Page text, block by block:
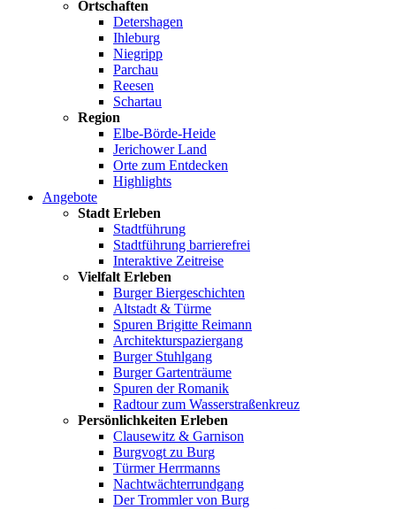
Ortschaften
Detershagen
Ihleburg
Niegripp
Parchau
Reesen
Schartau
Region
Elbe-Börde-Heide
Jerichower Land
Orte zum Entdecken
Highlights
Angebote
Stadt Erleben
Stadtführung
Stadtführung barrierefrei
Interaktive Zeitreise
Vielfalt Erleben
Burger Biergeschichten
Altstadt & Türme
Spuren Brigitte Reimann
Architekturspaziergang
Burger Stuhlgang
Burger Gartenträume
Spuren der Romanik
Radtour zum Wasserstraßenkreuz
Persönlichkeiten Erleben
Clausewitz & Garnison
Burgvogt zu Burg
Türmer Herrmanns
Nachtwächterrundgang
Der Trommler von Burg